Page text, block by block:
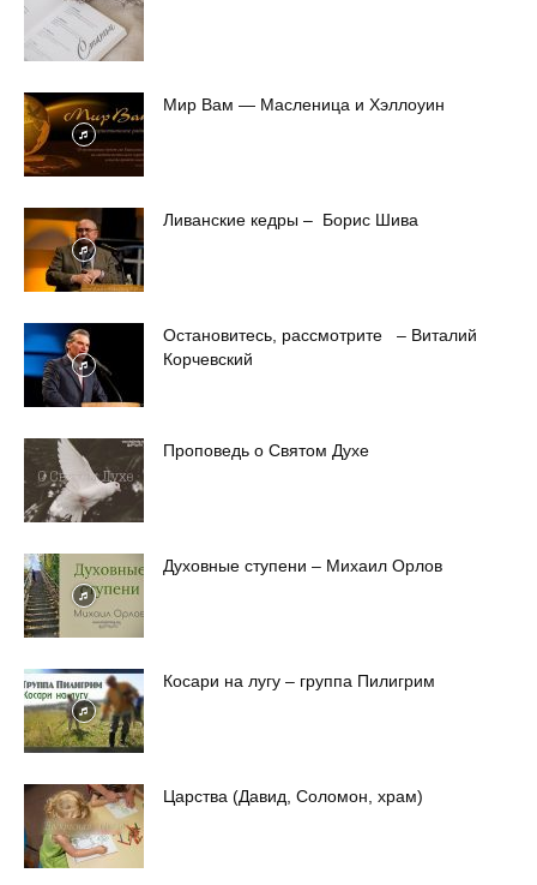
Мир Вам — Масленица и Хэллоуин
Ливанские кедры – Борис Шива
Остановитесь, рассмотрите – Виталий
Корчевский
Проповедь о Святом Духе
Духовные ступени – Михаил Орлов
Косари на лугу – группа Пилигрим
Царства (Давид, Соломон, храм)